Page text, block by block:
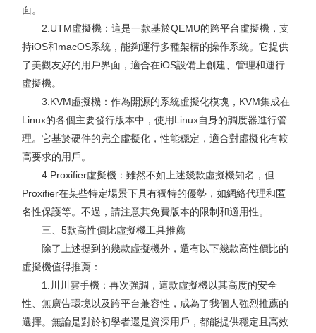
面。
2.UTM虛擬機：這是一款基於QEMU的跨平台虛擬機，支
持iOS和macOS系統，能夠運行多種架構的操作系統。它提供
了美觀友好的用戶界面，適合在iOS設備上創建、管理和運行
虛擬機。
3.KVM虛擬機：作為開源的系統虛擬化模塊，KVM集成在
Linux的各個主要發行版本中，使用Linux自身的調度器進行管
理。它基於硬件的完全虛擬化，性能穩定，適合對虛擬化有較
高要求的用戶。
4.Proxifier虛擬機：雖然不如上述幾款虛擬機知名，但
Proxifier在某些特定場景下具有獨特的優勢，如網絡代理和匿
名性保護等。不過，請注意其免費版本的限制和適用性。
三、5款高性價比虛擬機工具推薦
除了上述提到的幾款虛擬機外，還有以下幾款高性價比的
虛擬機值得推薦：
1.川川雲手機：再次強調，這款虛擬機以其高度的安全
性、無廣告環境以及跨平台兼容性，成為了我個人強烈推薦的
選擇。無論是對於初學者還是資深用戶，都能提供穩定且高效